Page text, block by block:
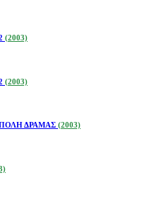
(2003)
(2003)
ΔΡΑΜΑΣ (2003)